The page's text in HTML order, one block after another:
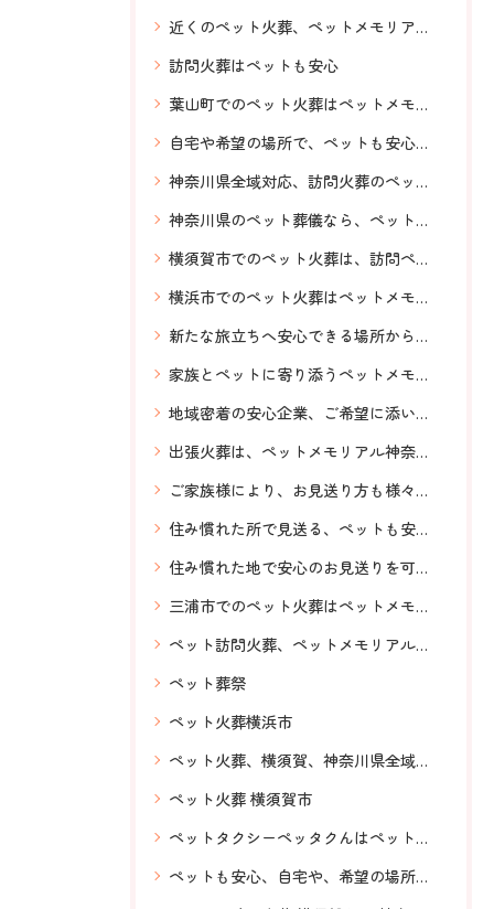
近くのペット火葬、ペットメモリアル神奈川、安心、希望の場所でご対応、
訪問火葬はペットも安心
葉山町でのペット火葬はペットメモリアル神奈川へ、ご相談ください。
自宅や希望の場所で、ペットも安心の訪問火葬。神奈川県全域対応のペットメモリアル神奈川のあたたかいお見送り
神奈川県全域対応、訪問火葬のペットメモリアル神奈川、横須賀から発信
神奈川県のペット葬儀なら、ペットメモリアル神奈川へ！安心信頼横須賀から神奈川県全域対応
横須賀市でのペット火葬は、訪問ペット火葬ペットメモリアル神奈川へお任せください。
横浜市でのペット火葬はペットメモリアル神奈川へお任せください。
新たな旅立ちへ安心できる場所から送りだす、ペットメモリアル神奈川の訪問ペット火葬。お伺いするスタッフも前もってわかるからなお安心。
家族とペットに寄り添うペットメモリアル神奈川のペット火葬
地域密着の安心企業、ご希望に添いながら温かいお見送り、訪問ペット火葬 ペットメモリアル神奈川の専門スタッフ
出張火葬は、ペットメモリアル神奈川へおまかせください。
ご家族様により、お見送り方も様々に対応、ペット火葬横須賀、神奈川県全域対応、訪問ペット火葬ペットメモリアル神奈川、虹の橋
住み慣れた所で見送る、ペットも安心の訪問火葬、ペットメモリアル神奈川にお任せ！横須賀市から神奈川県全域24時間対応
住み慣れた地で安心のお見送りを可能にするペットメモリアル神奈川の訪問ペット火葬
三浦市でのペット火葬はペットメモリアル神奈川へお任せください。
ペット訪問火葬、ペットメモリアル神奈川、明朗会計、神奈川県全域対応、安心、24時間対応
ペット葬祭
ペット火葬横浜市
ペット火葬、横須賀、神奈川県全域対応、訪問ペット火葬、虹の橋、ペットメモリアル神奈川、ペットも安心、希望の場所で
ペット火葬 横須賀市
ペットタクシーペッタクんはペットと一緒に気軽に移動できる。抱っこしたまま乗車可能。送迎、ドライブ、引越し、旅行等ご利用用途は沢山！ペットと気軽に移動は、ペットタクシーペッタクんへ！お問い合わせもLINEから簡単。
ペットも安心、自宅や、希望の場所でお見送り